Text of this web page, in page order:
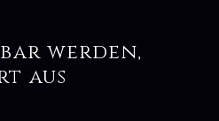
werden,
aus